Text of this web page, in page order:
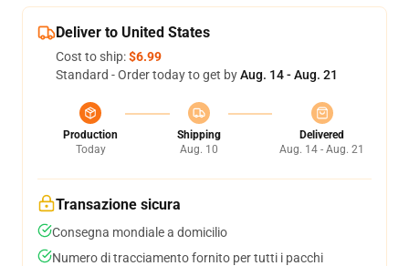
Deliver to United States
Cost to ship:$6.99
Standard - Order today to get byAug. 14 - Aug. 21
Production
Today
Shipping
Aug. 10
Delivered
Aug. 14 - Aug. 21
Transazione sicura
Consegna mondiale a domicilio
Numero di tracciamento fornito per tutti i pacchi